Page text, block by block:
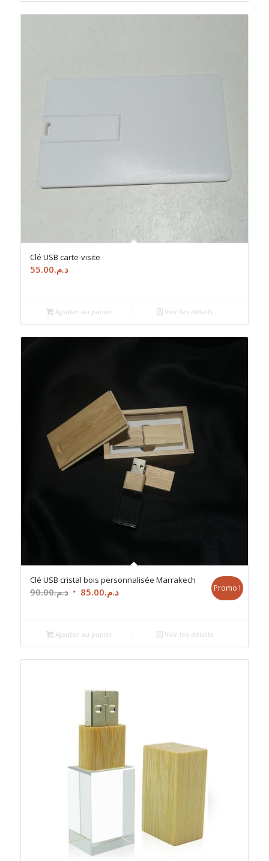
Clé USB carte-visite
د.م.55.00
Ajouter au panier Voir les détails
Clé USB cristal bois personnalisée Marrakech
د.م.90.00
Le
était :
د.م.90.00.
د.م.85.00
Le
د.م.85.00.
Promo !
Ajouter au panier Voir les détails